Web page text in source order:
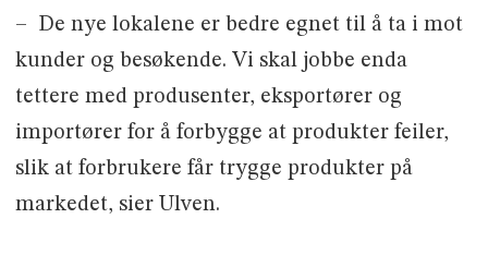
– De nye lokalene er bedre egnet til å ta i mot
kunder og besøkende. Vi skal jobbe enda
tettere med produsenter, eksportører og
importører for å forbygge at produkter feiler,
slik at forbrukere får trygge produkter på
markedet, sier Ulven.